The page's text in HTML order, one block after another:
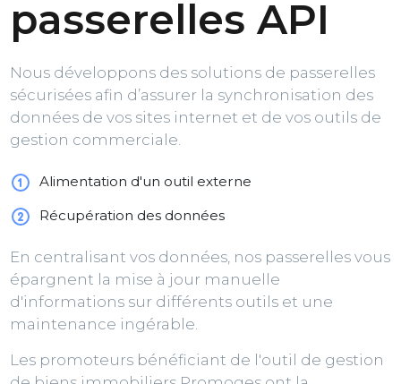
passerelles API
Nous développons des solutions de passerelles
sécurisées afin d’assurer la synchronisation des
données de vos sites internet et de vos outils de
gestion commerciale.
Alimentation d'un outil externe
Récupération des données
En centralisant vos données, nos passerelles vous
épargnent la mise à jour manuelle
d'informations sur différents outils et une
maintenance ingérable.
Les promoteurs bénéficiant de l'outil de gestion